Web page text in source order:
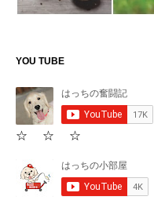
YOU TUBE
☆ ☆ ☆